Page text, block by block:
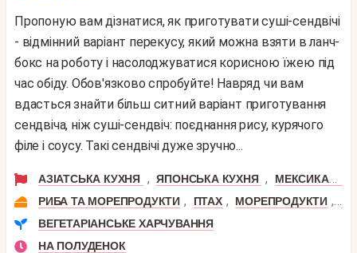
Пропоную вам дізнатися, як приготувати суші-сендвічі
- відмінний варіант перекусу, який можна взяти в ланч-
бокс на роботу і насолоджуватися корисною їжею під
час обіду. Обов'язково спробуйте! Навряд чи вам
вдасться знайти більш ситний варіант приготування
сендвіча, ніж суші-сендвіч: поєднання рису, курячого
філе і соусу. Такі сендвічі дуже зручно...
АЗІАТСЬКА КУХНЯ , ЯПОНСЬКА КУХНЯ ,
МЕКСИКАНСЬКА КУХНЯ
РИБА ТА МОРЕПРОДУКТИ , ПТАХ , МОРЕПРОДУКТИ ,
ВЕГЕТАРІАНСЬКЕ ХАРЧУВАННЯ
НА ПОЛУДЕНОК